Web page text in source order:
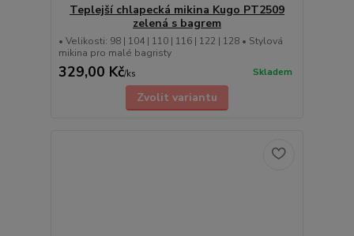
Teplejší chlapecká mikina Kugo PT2509
zelená s bagrem
• Velikosti: 98 | 104 | 110 | 116 | 122 | 128 • Stylová
mikina pro malé bagristy
329,00 Kč/ks Skladem
Zvolit variantu